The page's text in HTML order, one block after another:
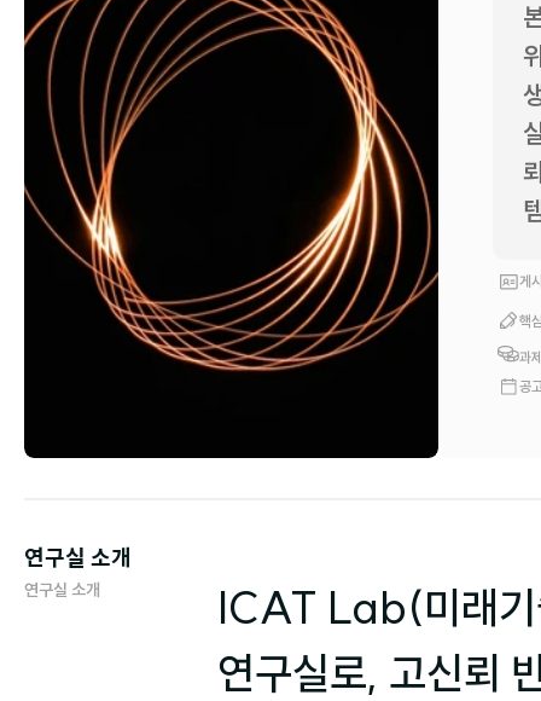
게
핵
과
공
연구실 소개
연구실 소개
ICAT Lab(미래기
연구실로, 고신뢰